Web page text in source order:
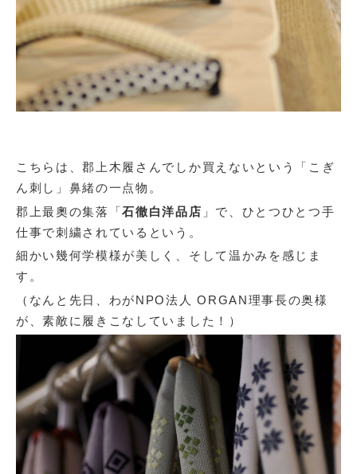
こちらは、郡上木履さんでしか買えないという「こぎ
ん刺し」鼻緒の一点物。
郡上最奧の集落「石徹白洋品店 」で、ひとつひとつ手
仕事で刺繍されているという。
細かい幾何学模様が美しく、そして温かみを感じま
す。
（なんと先日、わがNPO法人 ORGAN理事長の奥様
が、素敵に履きこなしていました！）